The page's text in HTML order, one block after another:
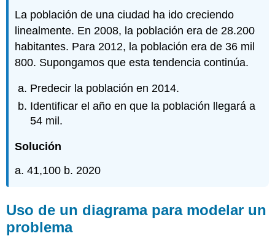
La población de una ciudad ha ido creciendo
linealmente. En 2008, la población era de 28.200
habitantes. Para 2012, la población era de 36 mil
800. Supongamos que esta tendencia continúa.
Predecir la población en 2014.
Identificar el año en que la población llegará a
54 mil.
Solución
a. 41,100 b. 2020
Uso de un diagrama para modelar un
problema